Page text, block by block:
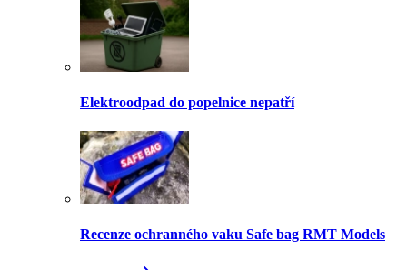
Elektroodpad do popelnice nepatří
Recenze ochranného vaku Safe bag RMT Models